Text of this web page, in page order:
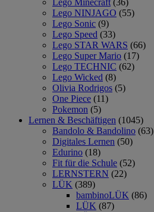
Lego Minecraft (36)
Lego NINJAGO (55)
Lego Sonic (9)
Lego Speed (33)
Lego STAR WARS (66)
Lego Super Mario (17)
Lego TECHNIC (62)
Lego Wicked (8)
Olivia Rodrigos (5)
One Piece (11)
Pokemon (5)
Lernen & Beschäftigen (1045)
Bandolo & Bandolino (63)
Digitales Lernen (50)
Edurino (18)
Fit für die Schule (52)
LERNSTERN (22)
LÜK (389)
bambinoLÜK (86)
LÜK (87)